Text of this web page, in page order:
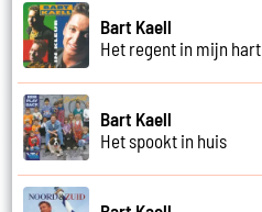
Bart Kaell
Het regent in mijn hart
Bart Kaell
Het spookt in huis